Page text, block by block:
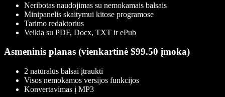
Neribotas naudojimas su nemokamais balsais
Minipanelis skaitymui kitose programose
Tarimo redaktorius
Veikia su PDF, Docx, TXT ir ePub
Asmeninis planas (vienkartinė $99.50 įmoka)
2 natūralūs balsai įtraukti
Visos nemokamos versijos funkcijos
Konvertavimas į MP3